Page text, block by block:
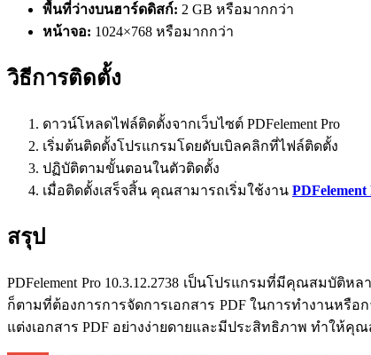
พื้นที่ว่างบนฮาร์ดดิสก์: 2 GB หรือมากกว่า
หน้าจอ: 1024×768 หรือมากกว่า
วิธีการติดตั้ง
ดาวน์โหลดไฟล์ติดตั้งจากเว็บไซต์ PDFelement Pro
เริ่มต้นติดตั้งโปรแกรมโดยดับเบิลคลิกที่ไฟล์ติดตั้ง
ปฏิบัติตามขั้นตอนในตัวติดตั้ง
เมื่อติดตั้งเสร็จสิ้น คุณสามารถเริ่มใช้งาน PDFelement
สรุป
PDFelement Pro 10.3.12.2738 เป็นโปรแกรมที่มีคุณสมบั
ก็ตามที่ต้องการการจัดการเอกสาร PDF ในการทำงานห
แต่งเอกสาร PDF อย่างง่ายดายและมีประสิทธิภาพ ทำให้